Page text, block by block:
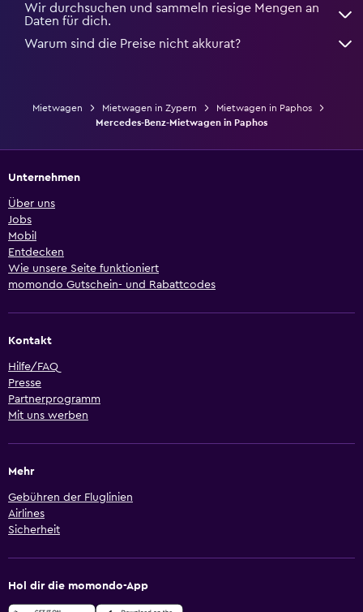
Wir durchsuchen und sammeln riesige Mengen an
Daten für dich.
Warum sind die Preise nicht akkurat?
Mietwagen Mietwagen in Zypern
Mietwagen in Paphos
Mercedes-Benz-Mietwagen in Paphos
Unternehmen
Über uns
Jobs
Mobil
Entdecken
Wie unsere Seite funktioniert
momondo Gutschein- und Rabattcodes
Kontakt
Hilfe/FAQ
Presse
Partnerprogramm
Mit uns werben
Mehr
Gebühren der Fluglinien
Airlines
Sicherheit
Hol dir die momondo-App